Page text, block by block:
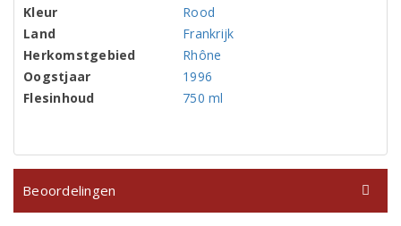
Kleur
Rood
Land
Frankrijk
Herkomstgebied
Rhône
Oogstjaar
1996
Flesinhoud
750 ml
Beoordelingen